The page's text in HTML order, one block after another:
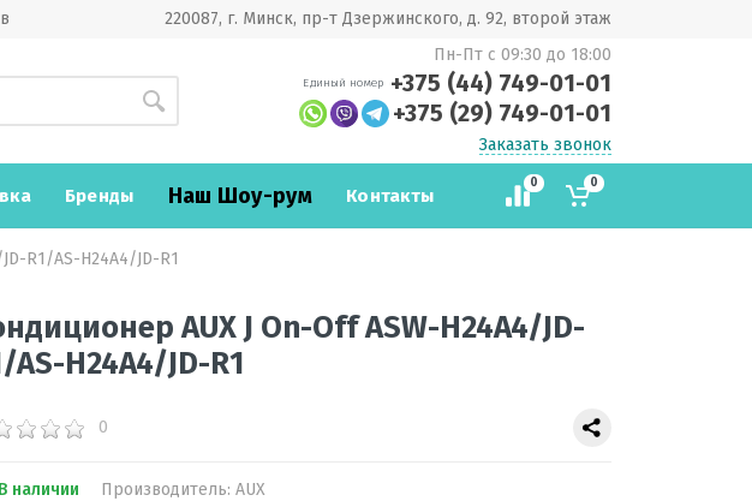
220087, г. Минск, пр-т Дзержинского, д. 92, второй этаж
Пн-Пт с 09:30 до 18:00
Единый номер +375 (44) 749-01-01
+375 (29) 749-01-01
Заказать звонок
Бренды Наш Шоу-рум Контакты
0 0
R1/AS-H24A4/JD-R1
AUX J On-Off ASW-H24A4/JD-
AS-H24A4/JD-R1
0
В наличии Производитель: AUX